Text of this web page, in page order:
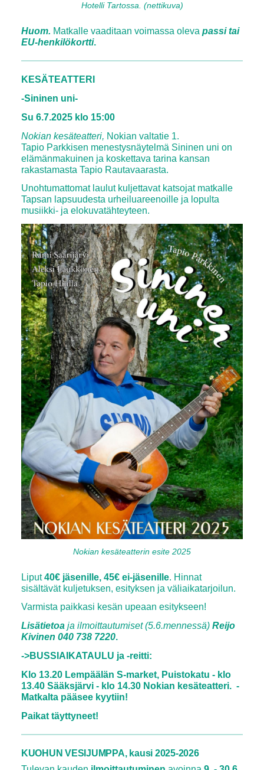
Hotelli Tartossa. (nettikuva)
Huom. Matkalle vaaditaan voimassa oleva passi tai
EU-henkilökortti.
KESÄTEATTERI
-Sininen uni-
Su 6.7.2025 klo 15:00
Nokian kesäteatteri, Nokian valtatie 1.
Tapio Parkkisen menestysnäytelmä Sininen uni on
elämänmakuinen ja koskettava tarina kansan
rakastamasta Tapio Rautavaarasta.
Unohtumattomat laulut kuljettavat katsojat matkalle
Tapsan lapsuudesta urheiluareenoille ja lopulta
musiikki- ja elokuvatähteyteen.
Nokian kesäteatterin esite 2025
Liput40€ jäsenille, 45€ ei-jäsenille. Hinnat
sisältävät kuljetuksen, esityksen ja väliaikatarjoilun.
Varmista paikkasi kesän upeaan esitykseen!
Lisätietoa ja ilmoittautumiset (5.6.mennessä)Reijo
Kivinen 040 738 7220.
->BUSSIAIKATAULU ja -reitti:
Klo 13.20 Lempäälän S-market, Puistokatu - klo
13.40 Sääksjärvi - klo 14.30 Nokian kesäteatteri. -
Matkalta pääsee kyytiin!
Paikat täyttyneet!
KUOHUN VESIJUMPPA, kausi 2025-2026